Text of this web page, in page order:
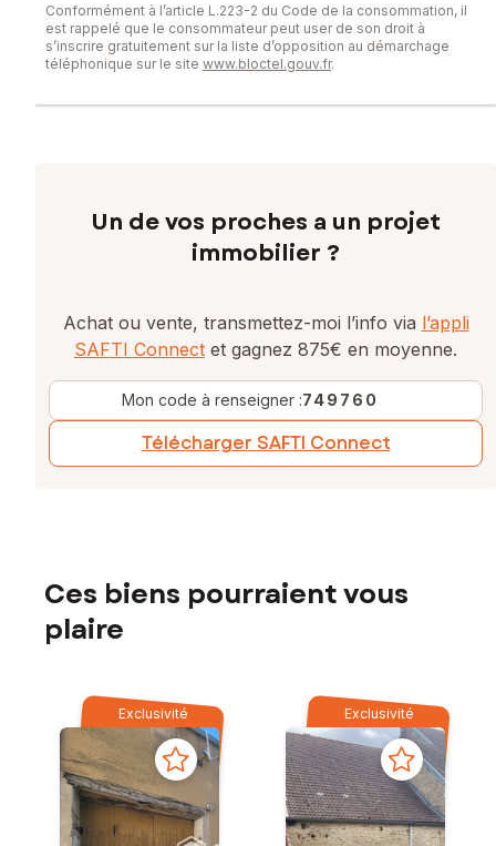
Conformément à l’article L.223-2 du Code de la consommation, il
est rappelé que le consommateur peut user de son droit à
s’inscrire gratuitement sur la liste d’opposition au démarchage
téléphonique sur le site www.bloctel.gouv.fr.
Un de vos proches a un projet
immobilier ?
Achat ou vente, transmettez-moi l’info via l’appli
SAFTI Connect et gagnez 875€ en moyenne.
Mon code à renseigner :749760
Télécharger SAFTI Connect
Ces biens pourraient vous
plaire
Exclusivité Exclusivité